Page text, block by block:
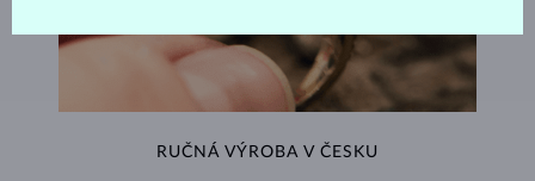
RUČNÁ VÝROBA V ČESKU